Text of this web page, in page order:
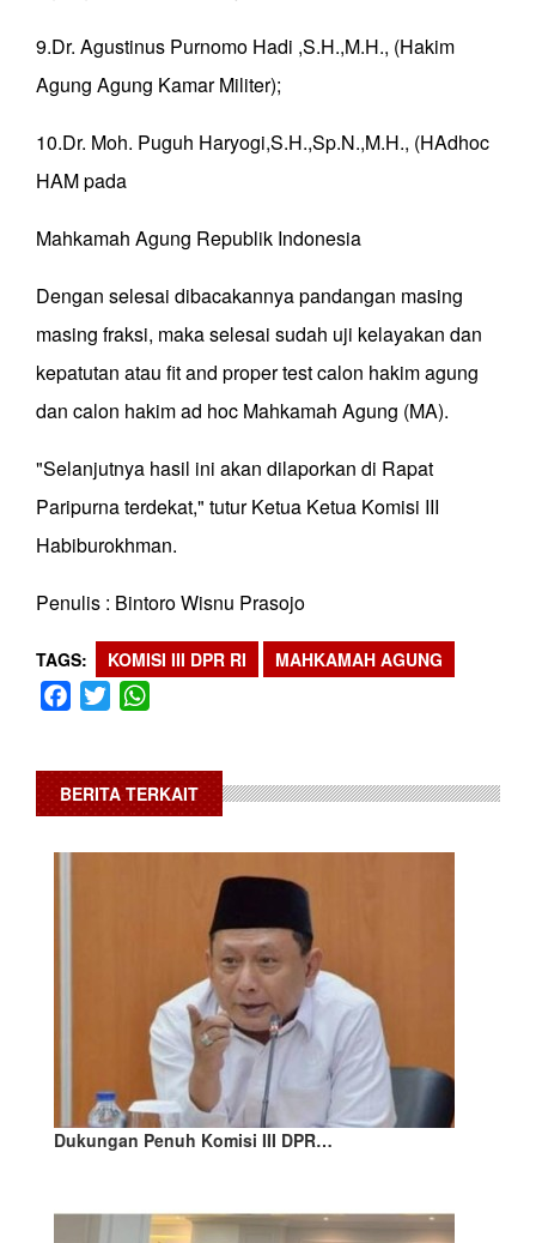
9.Dr. Agustinus Purnomo Hadi ,S.H.,M.H., (Hakim
Agung Agung Kamar Militer);
10.Dr. Moh. Puguh Haryogi,S.H.,Sp.N.,M.H., (HAdhoc
HAM pada
Mahkamah Agung Republik Indonesia
Dengan selesai dibacakannya pandangan masing
masing fraksi, maka selesai sudah uji kelayakan dan
kepatutan atau fit and proper test calon hakim agung
dan calon hakim ad hoc Mahkamah Agung (MA).
"Selanjutnya hasil ini akan dilaporkan di Rapat
Paripurna terdekat," tutur Ketua Ketua Komisi III
Habiburokhman.
Penulis : Bintoro Wisnu Prasojo
TAGS KOMISI III DPR RI MAHKAMAH AGUNG
Facebook
Twitter
BERITA TERKAIT
Dukungan Penuh Komisi III DPR…